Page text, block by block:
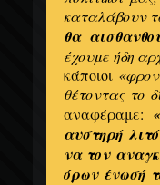
καταλάβουν
θα
έχουμε ήδη
κάποιοι
θέτοντας το
αναφέραμε:
αυστηρή
να τον
όρων ένωσή